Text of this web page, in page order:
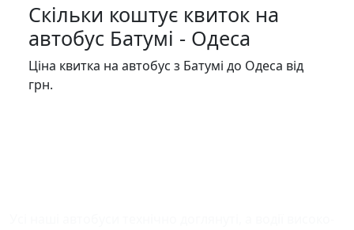
Скільки коштує квиток на
автобус Батумі - Одеса
Ціна квитка на автобус з Батумі до Одеса від
грн.